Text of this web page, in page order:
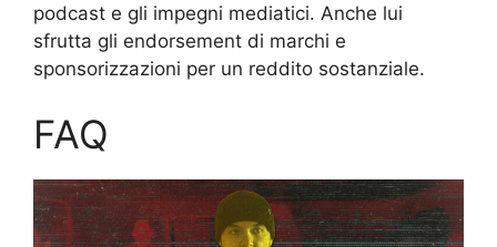
podcast e gli impegni mediatici. Anche lui
sfrutta gli endorsement di marchi e
sponsorizzazioni per un reddito sostanziale.
FAQ